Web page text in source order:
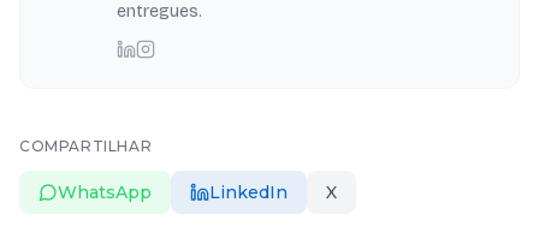
entregues.
COMPARTILHAR
WhatsApp LinkedIn X